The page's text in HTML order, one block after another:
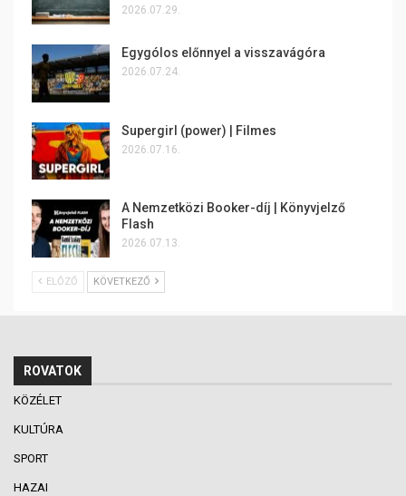
2026.07.29.
Egygólos előnnyel a visszavágóra
2026.07.24.
Supergirl (power) | Filmes
2026.07.16.
A Nemzetközi Booker-díj | Könyvjelző
Flash
2026.07.13.
ELŐZŐ KÖVETKEZŐ
ROVATOK
KÖZÉLET
KULTÚRA
SPORT
HAZAI